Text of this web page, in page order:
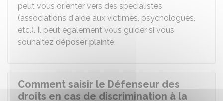
peut vous orienter vers des spécialistes
(associations d'aide aux victimes, psychologues,
etc.). Il peut également vous guider si vous
souhaitez déposer plainte.
Comment saisir le Défenseur des
droits en cas de discrimination à la